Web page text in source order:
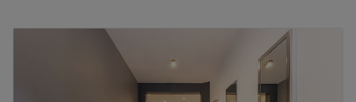
17:00
09:00–
16:00
09:00
09:00